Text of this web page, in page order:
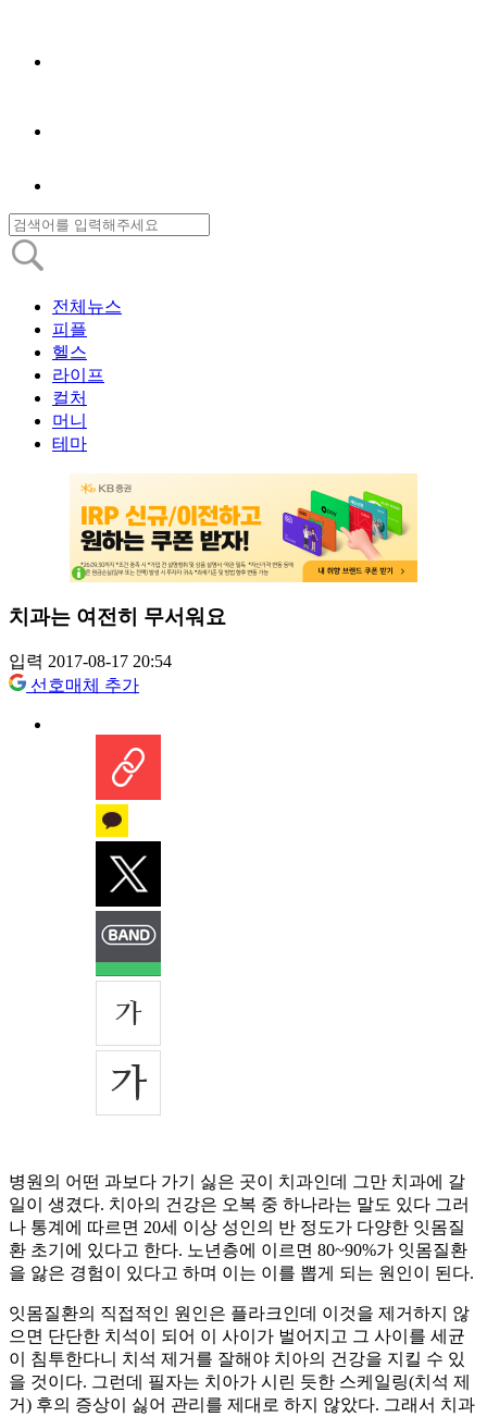
전체뉴스
피플
헬스
라이프
컬처
머니
테마
치과는 여전히 무서워요
입력 2017-08-17 20:54
선호매체 추가
병원의 어떤 과보다 가기 싫은 곳이 치과인데 그만 치과에 갈
일이 생겼다. 치아의 건강은 오복 중 하나라는 말도 있다 그러
나 통계에 따르면 20세 이상 성인의 반 정도가 다양한 잇몸질
환 초기에 있다고 한다. 노년층에 이르면 80~90%가 잇몸질환
을 앓은 경험이 있다고 하며 이는 이를 뽑게 되는 원인이 된다.
잇몸질환의 직접적인 원인은 플라크인데 이것을 제거하지 않
으면 단단한 치석이 되어 이 사이가 벌어지고 그 사이를 세균
이 침투한다니 치석 제거를 잘해야 치아의 건강을 지킬 수 있
을 것이다. 그런데 필자는 치아가 시린 듯한 스케일링(치석 제
거) 후의 증상이 싫어 관리를 제대로 하지 않았다. 그래서 치과